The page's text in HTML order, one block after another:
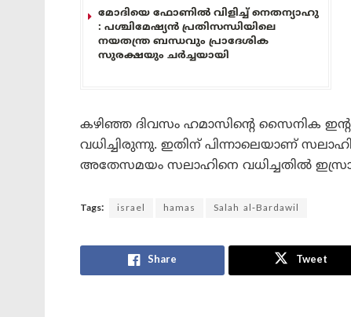
മോദിയെ ഫോണിൽ വിളിച്ച് നെതന്യാഹു
: പശ്ചിമേഷ്യൻ പ്രതിസന്ധിയിലെ
നയതന്ത്ര ബന്ധവും പ്രാദേശിക
സുരക്ഷയും ചർച്ചയായി
കഴിഞ്ഞ ദിവസം ഹമാസിന്റെ സൈനിക
വധിച്ചിരുന്നു. ഇതിന് പിന്നാലെയാണ്
അതേസമയം സലാഹിനെ വധിച്ചതിൽ
Tags: israel hamas Salah al-Bardawil
Share Tweet